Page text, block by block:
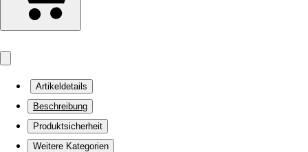
Artikeldetails
Beschreibung
Produktsicherheit
Weitere Kategorien